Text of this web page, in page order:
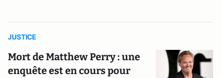
JUSTICE
Mort de Matthew Perry : une
enquête est en cours pour